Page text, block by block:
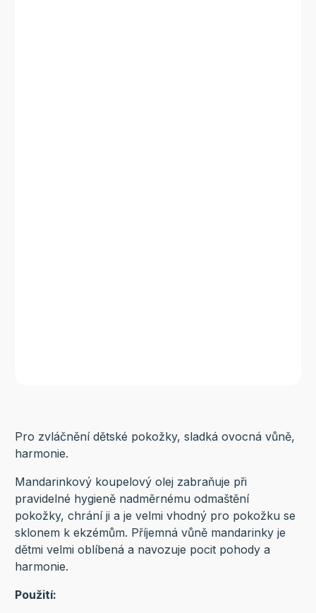
Pro zvláčnění dětské pokožky, sladká ovocná vůně,
harmonie.
Mandarinkový koupelový olej zabraňuje při
pravidelné hygieně nadměrnému odmaštění
pokožky, chrání ji a je velmi vhodný pro pokožku se
sklonem k ekzémům. Příjemná vůně mandarinky je
dětmi velmi oblíbená a navozuje pocit pohody a
harmonie.
Použití: